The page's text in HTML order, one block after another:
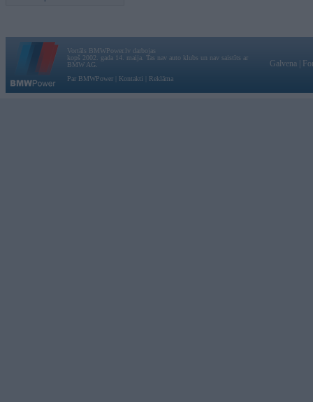
Vortāls BMWPower.lv darbojas
kopš 2002. gada 14. maija. Tas nav auto klubs un nav saistīts ar
BMW AG.
Par BMWPower
Kontakti Reklāma
Galvena